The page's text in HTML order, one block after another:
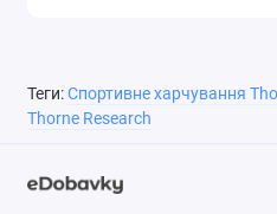
Теги:Спортивне харчування
Thorne Research